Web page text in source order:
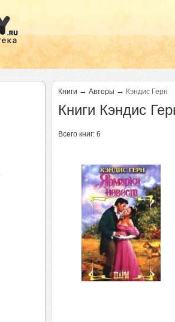
Книги → Авторы → Кэндис Герн
Книги Кэндис
Всего книг: 6